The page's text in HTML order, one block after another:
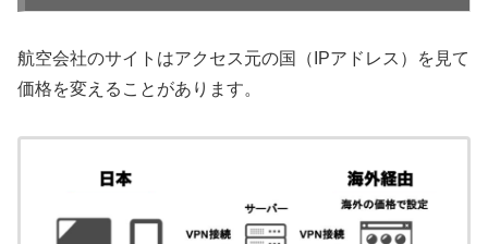
航空会社のサイトはアクセス元の国（IPアドレス）を見て
価格を変えることがあります。